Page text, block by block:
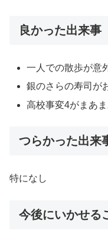
良かった出来事
一人での散歩が意
銀のさらの寿司が
高校事変4がまあ
つらかった出来
特になし
今後にいかせる